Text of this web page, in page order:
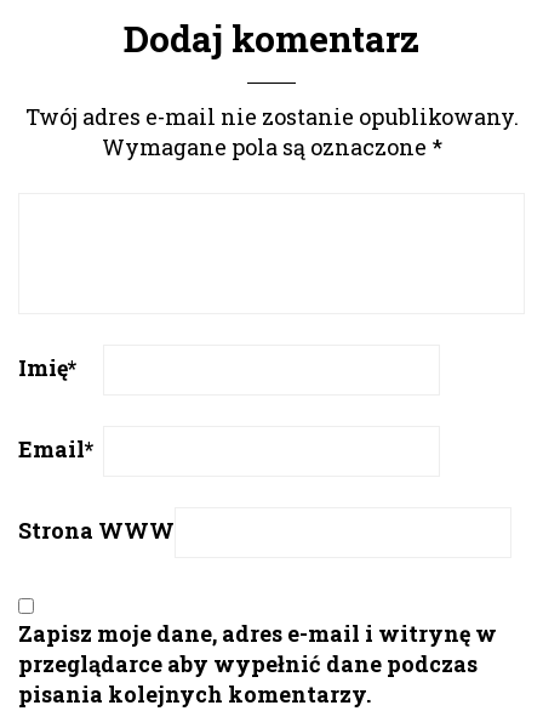
Dodaj komentarz
Twój adres e-mail nie zostanie opublikowany.
Wymagane pola są oznaczone *
Imię*
Email*
Strona WWW
Zapisz moje dane, adres e-mail i witrynę w
przeglądarce aby wypełnić dane podczas
pisania kolejnych komentarzy.